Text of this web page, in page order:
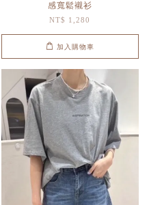
感寬鬆襯衫
NT$ 1,280
加入購物車